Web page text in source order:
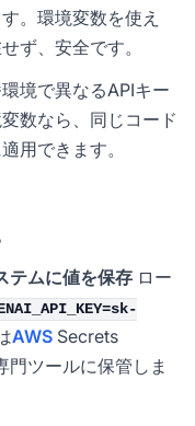
。環境変数を使え
ず、安全です。
境で異なるAPIキー
数なら、同じコード
用できます。
テムに値を保存 ロー
AWS Secrets
ツールに保管しま